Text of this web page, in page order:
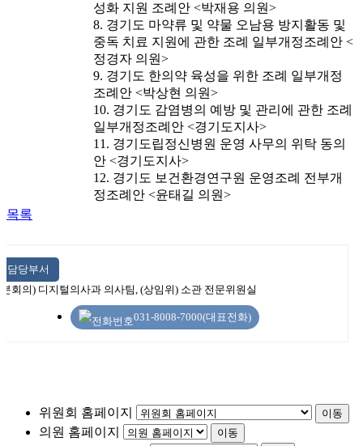
성화 지원 조례안 <박재용 의원>
8. 경기도 마약류 및 약물 오남용 방지활동 및
중독 치료 지원에 관한 조례 일부개정조례안 <
정경자 의원>
9. 경기도 한의약 육성을 위한 조례 일부개정
조례안 <박상현 의원>
10. 경기도 감염병의 예방 및 관리에 관한 조례
일부개정조례안 <경기도지사>
11. 경기도립정신병원 운영 사무의 위탁 동의
안 <경기도지사>
12. 경기도 보건환경연구원 운영조례 전부개
정조례안 <윤태길 의원>
목록
담당부서
회의) 디지털의사과 의사팀, (상임위) 소관 전문위원실
031-8008-7000(대표전화)
위원회 홈페이지 이동
의원 홈페이지 이동